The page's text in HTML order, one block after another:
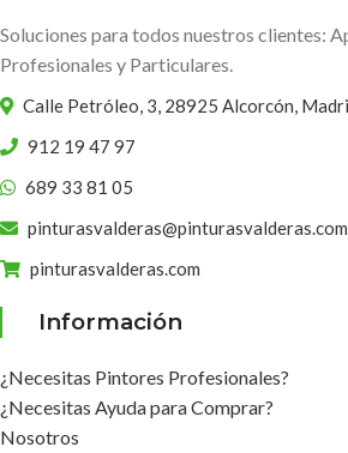
Soluciones para todos nuestros clientes:
Profesionales y Particulares.
Calle Petróleo, 3, 28925 Alcorcón,
912 19 47 97
689 33 81 05
pinturasvalderas@pinturasvalderas.com
pinturasvalderas.com
Información
¿Necesitas Pintores Profesionales?
¿Necesitas Ayuda para Comprar?
Nosotros